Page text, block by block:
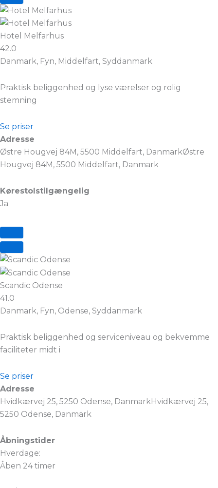
Hotel Melfarhus
42.0
Danmark, Fyn, Middelfart, Syddanmark
Praktisk beliggenhed og lyse værelser og rolig
stemning
Se priser
Adresse
Østre Hougvej 84M, 5500 Middelfart, DanmarkØstre
Hougvej 84M, 5500 Middelfart, Danmark
Kørestolstilgængelig
Ja
Scandic Odense
41.0
Danmark, Fyn, Odense, Syddanmark
Praktisk beliggenhed og serviceniveau og bekvemme
faciliteter midt i
Se priser
Adresse
Hvidkærvej 25, 5250 Odense, DanmarkHvidkærvej 25,
5250 Odense, Danmark
Åbningstider
Hverdage:
Åben 24 timer